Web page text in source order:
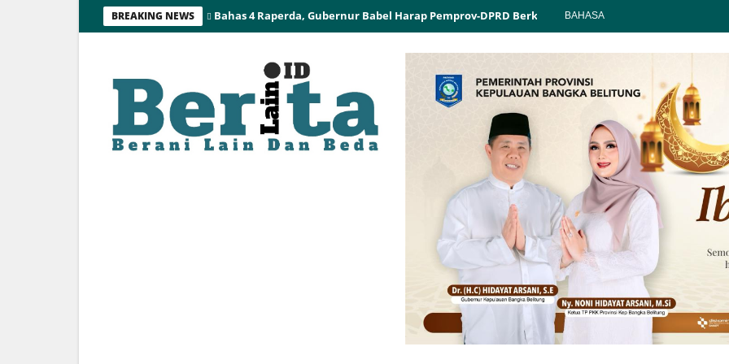
BREAKING NEWS Bahas 4 Raperda, Gubernur Babel Harap Pemprov-DPRD Berkolaborasi DPRD Babel Tindak
BAHASA